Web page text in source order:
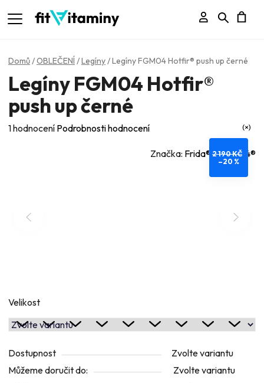
Přihlášení
Hledat
Domů/OBLEČENÍ /Legíny/Legíny FGM04 Hotfir® push up černé
Velikost
Dostupnost
Zvolte variantu
Můžeme doručit do:
Zvolte variantu
Legíny FGM04 Hotfir®
push up černé
Průměrné
1 hodnocení Podrobnosti hodnocení
Značka: Frida® - FGM04®
2 190 KČ
–20 %